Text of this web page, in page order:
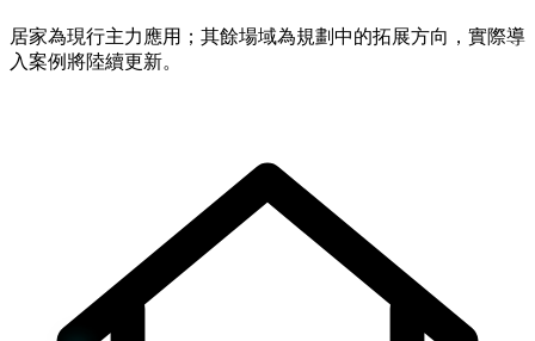
居家為現行主力應用；其餘場域為規劃中的拓展方向，實際導
入案例將陸續更新。